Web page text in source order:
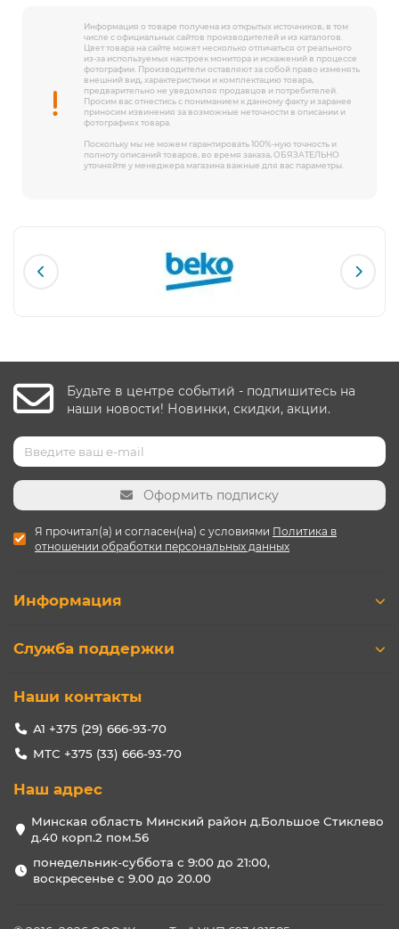
Информация о товаре получена из открытых источников, в том
числе с официальных сайтов производителей и из каталогов.
Цвет товара на сайте может несколько отличаться от реального
из-за используемых настроек монитора и искажений в процессе
фотографии. Производители оставляют за собой право изменять
внешний вид, характеристики и комплектацию товара,
предварительно не уведомляя продавцов и потребителей.
Просим вас отнестись с пониманием к данному факту и заранее
приносим извинения за возможные неточности в описании и
фотографиях товара.
Поскольку мы не можем гарантировать 100%-ную точность и
полноту описаний товаров, во время заказа, ОБЯЗАТЕЛЬНО
уточняйте у менеджера магазина важные для вас параметры.
Будьте в центре событий - подпишитесь на
наши новости! Новинки, скидки, акции.
Оформить подписку
Я прочитал(а) и согласен(на) с условиями Политика в
отношении обработки персональных данных
Информация
Служба поддержки
Наши контакты
А1 +375 (29) 666-93-70
МТС +375 (33) 666-93-70
Наш адрес
Минская область Минский район д.Большое Стиклево
д.40 корп.2 пом.56
понедельник-суббота с 9:00 до 21:00,
воскресенье с 9.00 до 20.00